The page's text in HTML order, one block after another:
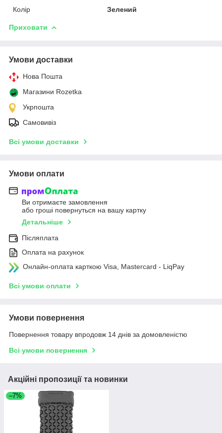
Колір
Зелений
Приховати
Умови доставки
Нова Пошта
Магазини Rozetka
Укрпошта
Самовивіз
Всі умови доставки
Умови оплати
Ви отримаєте замовлення
або гроші повернуться на вашу картку
Детальніше
Післяплата
Оплата на рахунок
Онлайн-оплата карткою Visa, Mastercard - LiqPay
Всі умови оплати
Умови повернення
Повернення товару впродовж 14 днів за домовленістю
Всі умови повернення
Акційні пропозиції та новинки
–7%